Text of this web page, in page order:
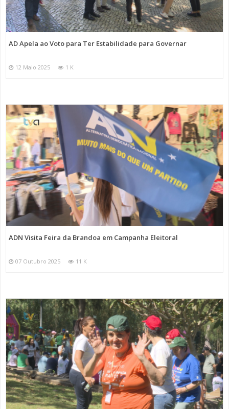
AD Apela ao Voto para Ter Estabilidade para Governar
12 Maio 2025 1 K
ADN Visita Feira da Brandoa em Campanha Eleitoral
07 Outubro 2025 11 K